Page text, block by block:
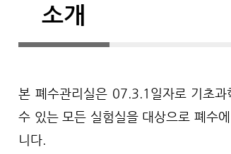
소개
본 폐수관리실은 07.3.1일자로 기초
수 있는 모든 실험실을 대상으로 폐수
니다.